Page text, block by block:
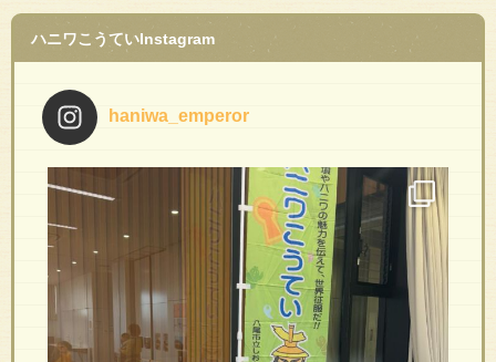
ハニワこうていInstagram
haniwa_emperor